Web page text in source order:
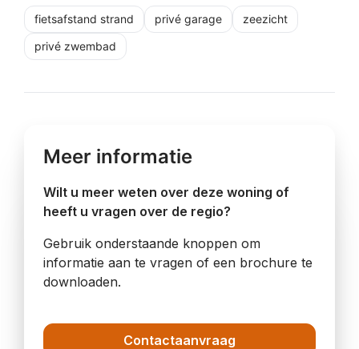
fietsafstand strand privé garage
zeezicht
privé zwembad
Meer informatie
Wilt u meer weten over deze woning of
heeft u vragen over de regio?
Gebruik onderstaande knoppen om
informatie aan te vragen of een brochure te
downloaden.
Contactaanvraag